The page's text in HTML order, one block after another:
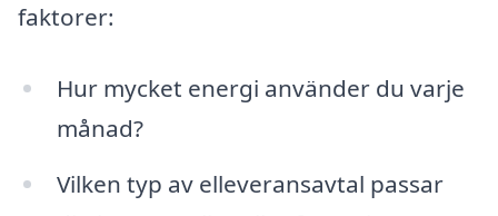
faktorer:
Hur mycket energi använder du varje
månad?
Vilken typ av elleveransavtal passar